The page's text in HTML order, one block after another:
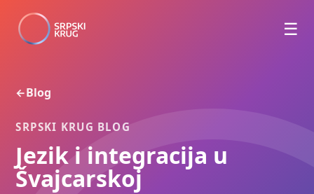
☰
←Blog
SRPSKI KRUG BLOG
Jezik i integracija u
Švajcarskoj